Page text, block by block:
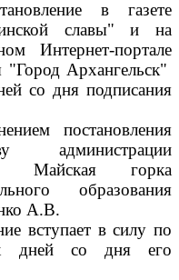
в газете
славы" и на
Интернет-портале
"Город Архангельск"
со дня подписания
постановления
Майская горка
образования
А.В.
вступает в силу по
дней со дня его